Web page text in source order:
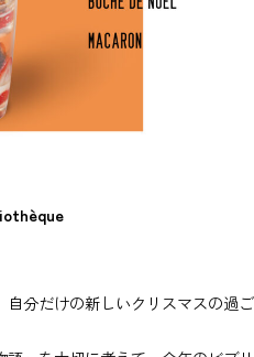
分だけの新しいクリスマスの過ご